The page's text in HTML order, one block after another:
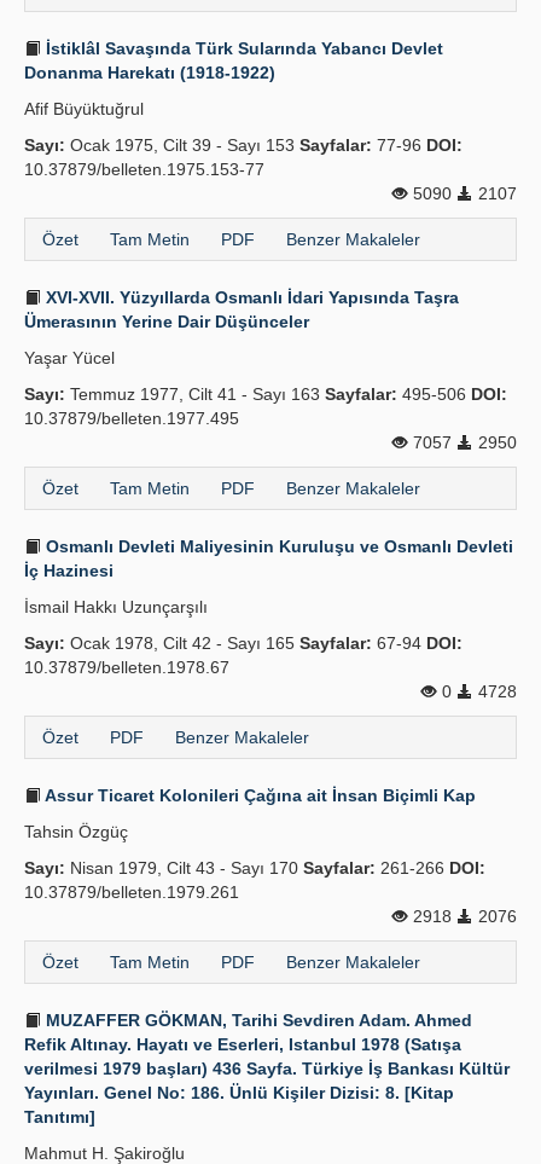
İstiklâl Savaşında Türk Sularında Yabancı Devlet
Donanma Harekatı (1918-1922)
Afif Büyüktuğrul
Sayı: Ocak 1975, Cilt 39 - Sayı 153 Sayfalar: 77-96 DOI:
10.37879/belleten.1975.153-77
5090
2107
Özet Tam Metin PDF Benzer Makaleler
XVI-XVII. Yüzyıllarda Osmanlı İdari Yapısında Taşra
Ümerasının Yerine Dair Düşünceler
Yaşar Yücel
Sayı: Temmuz 1977, Cilt 41 - Sayı 163 Sayfalar: 495-506 DOI:
10.37879/belleten.1977.495
7057
2950
Özet Tam Metin PDF Benzer Makaleler
Osmanlı Devleti Maliyesinin Kuruluşu ve Osmanlı Devleti
İç Hazinesi
İsmail Hakkı Uzunçarşılı
Sayı: Ocak 1978, Cilt 42 - Sayı 165 Sayfalar: 67-94 DOI:
10.37879/belleten.1978.67
0
4728
Özet PDF Benzer Makaleler
Assur Ticaret Kolonileri Çağına ait İnsan Biçimli Kap
Tahsin Özgüç
Sayı: Nisan 1979, Cilt 43 - Sayı 170 Sayfalar: 261-266 DOI:
10.37879/belleten.1979.261
2918
2076
Özet Tam Metin PDF Benzer Makaleler
MUZAFFER GÖKMAN, Tarihi Sevdiren Adam. Ahmed
Refik Altınay. Hayatı ve Eserleri, Istanbul 1978 (Satışa
verilmesi 1979 başları) 436 Sayfa. Türkiye İş Bankası Kültür
Yayınları. Genel No: 186. Ünlü Kişiler Dizisi: 8. [Kitap
Tanıtımı]
Mahmut H. Şakiroğlu